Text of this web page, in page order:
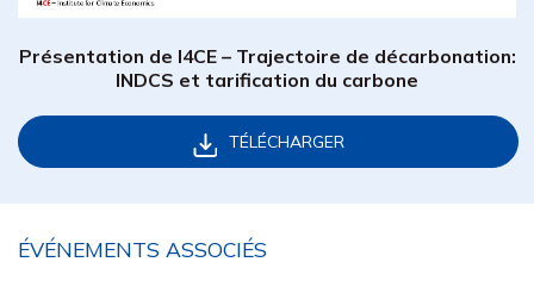
Présentation de I4CE – Trajectoire de décarbonation:
INDCS et tarification du carbone
TÉLÉCHARGER
ÉVÉNEMENTS ASSOCIÉS